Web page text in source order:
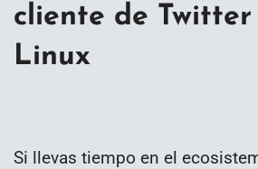
cliente de
Linux
Si llevas tiempo en el